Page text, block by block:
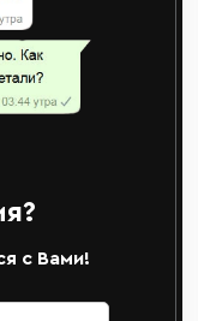
с Вами!